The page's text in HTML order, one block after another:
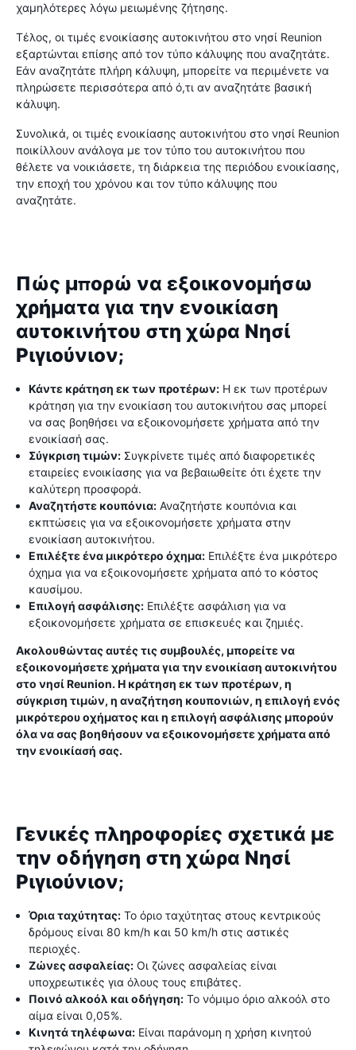
χαμηλότερες λόγω μειωμένης ζήτησης.
Τέλος, οι τιμές ενοικίασης αυτοκινήτου στο νησί Reunion
εξαρτώνται επίσης από τον τύπο κάλυψης που αναζητάτε.
Εάν αναζητάτε πλήρη κάλυψη, μπορείτε να περιμένετε να
πληρώσετε περισσότερα από ό,τι αν αναζητάτε βασική
κάλυψη.
Συνολικά, οι τιμές ενοικίασης αυτοκινήτου στο νησί Reunion
ποικίλλουν ανάλογα με τον τύπο του αυτοκινήτου που
θέλετε να νοικιάσετε, τη διάρκεια της περιόδου ενοικίασης,
την εποχή του χρόνου και τον τύπο κάλυψης που
αναζητάτε.
Πώς μπορώ να εξοικονομήσω
χρήματα για την ενοικίαση
αυτοκινήτου στη χώρα Νησί
Ριγιούνιον;
Κάντε κράτηση εκ των προτέρων: Η εκ των προτέρων
κράτηση για την ενοικίαση του αυτοκινήτου σας μπορεί
να σας βοηθήσει να εξοικονομήσετε χρήματα από την
ενοικίασή σας.
Σύγκριση τιμών: Συγκρίνετε τιμές από διαφορετικές
εταιρείες ενοικίασης για να βεβαιωθείτε ότι έχετε την
καλύτερη προσφορά.
Αναζητήστε κουπόνια: Αναζητήστε κουπόνια και
εκπτώσεις για να εξοικονομήσετε χρήματα στην
ενοικίαση αυτοκινήτου.
Επιλέξτε ένα μικρότερο όχημα: Επιλέξτε ένα μικρότερο
όχημα για να εξοικονομήσετε χρήματα από το κόστος
καυσίμου.
Επιλογή ασφάλισης: Επιλέξτε ασφάλιση για να
εξοικονομήσετε χρήματα σε επισκευές και ζημιές.
Ακολουθώντας αυτές τις συμβουλές, μπορείτε να
εξοικονομήσετε χρήματα για την ενοικίαση αυτοκινήτου
στο νησί Reunion. Η κράτηση εκ των προτέρων, η
σύγκριση τιμών, η αναζήτηση κουπονιών, η επιλογή ενός
μικρότερου οχήματος και η επιλογή ασφάλισης μπορούν
όλα να σας βοηθήσουν να εξοικονομήσετε χρήματα από
την ενοικίασή σας.
Γενικές πληροφορίες σχετικά με
την οδήγηση στη χώρα Νησί
Ριγιούνιον;
Όρια ταχύτητας: Το όριο ταχύτητας στους κεντρικούς
δρόμους είναι 80 km/h και 50 km/h στις αστικές
περιοχές.
Ζώνες ασφαλείας: Οι ζώνες ασφαλείας είναι
υποχρεωτικές για όλους τους επιβάτες.
Ποινό αλκοόλ και οδήγηση: Το νόμιμο όριο αλκοόλ στο
αίμα είναι 0,05%.
Κινητά τηλέφωνα: Είναι παράνομη η χρήση κινητού